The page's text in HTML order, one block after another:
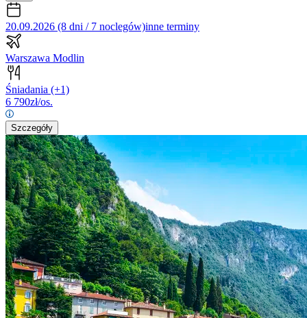
20.09.2026 (8 dni / 7 noclegów)inne terminy
Warszawa Modlin
Śniadania (+1)
6 790zł/os.
Szczegóły